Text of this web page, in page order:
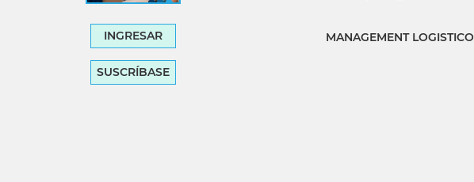
INGRESAR
SUSCRÍBASE
MANAGEMENT LOGISTICO